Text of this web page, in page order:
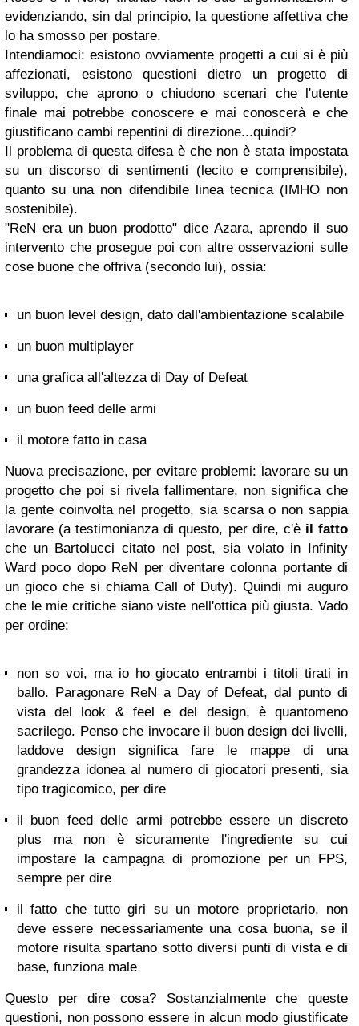
evidenziando, sin dal principio, la questione affettiva che
lo ha smosso per postare.
Intendiamoci: esistono ovviamente progetti a cui si è più
affezionati, esistono questioni dietro un progetto di
sviluppo, che aprono o chiudono scenari che l'utente
finale mai potrebbe conoscere e mai conoscerà e che
giustificano cambi repentini di direzione...quindi?
Il problema di questa difesa è che non è stata impostata
su un discorso di sentimenti (lecito e comprensibile),
quanto su una non difendibile linea tecnica (IMHO non
sostenibile).
"ReN era un buon prodotto" dice Azara, aprendo il suo
intervento che prosegue poi con altre osservazioni sulle
cose buone che offriva (secondo lui), ossia:
un buon level design, dato dall'ambientazione scalabile
un buon multiplayer
una grafica all'altezza di Day of Defeat
un buon feed delle armi
il motore fatto in casa
Nuova precisazione, per evitare problemi: lavorare su un
progetto che poi si rivela fallimentare, non significa che
la gente coinvolta nel progetto, sia scarsa o non sappia
lavorare (a testimonianza di questo, per dire, c'è il fatto
che un Bartolucci citato nel post, sia volato in Infinity
Ward poco dopo ReN per diventare colonna portante di
un gioco che si chiama Call of Duty). Quindi mi auguro
che le mie critiche siano viste nell'ottica più giusta. Vado
per ordine:
non so voi, ma io ho giocato entrambi i titoli tirati in
ballo. Paragonare ReN a Day of Defeat, dal punto di
vista del look & feel e del design, è quantomeno
sacrilego. Penso che invocare il buon design dei livelli,
laddove design significa fare le mappe di una
grandezza idonea al numero di giocatori presenti, sia
tipo tragicomico, per dire
il buon feed delle armi potrebbe essere un discreto
plus ma non è sicuramente l'ingrediente su cui
impostare la campagna di promozione per un FPS,
sempre per dire
il fatto che tutto giri su un motore proprietario, non
deve essere necessariamente una cosa buona, se il
motore risulta spartano sotto diversi punti di vista e di
base, funziona male
Questo per dire cosa? Sostanzialmente che queste
questioni, non possono essere in alcun modo giustificate